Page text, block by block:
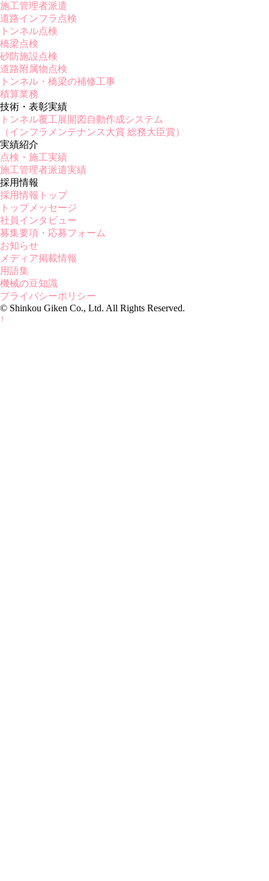
施工管理者派遣
道路インフラ点検
トンネル点検
橋梁点検
砂防施設点検
道路附属物点検
トンネル・橋梁の補修工事
積算業務
技術・表彰実績
トンネル覆工展開図自動作成システム
（インフラメンテナンス大賞 総務大臣賞）
実績紹介
点検・施工実績
施工管理者派遣実績
採用情報
採用情報トップ
トップメッセージ
社員インタビュー
募集要項・応募フォーム
お知らせ
メディア掲載情報
用語集
機械の豆知識
プライバシーポリシー
© Shinkou Giken Co., Ltd. All Rights Reserved.
↑